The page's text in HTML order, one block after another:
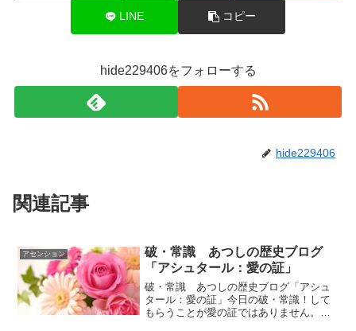
LINE コピー
hide229406をフォローする
hide229406
関連記事
アセンション
破・常識 あつしの歴史ブログ
「アシュタール：愛の証」
破・常識 あつしの歴史ブログ「アシュ
タール：愛の証」今日の破・常識！して
もらうことが愛の証ではありません。し